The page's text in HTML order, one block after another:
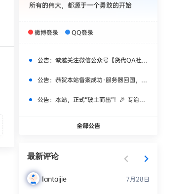
所有的伟大，都源于一个勇敢的开始
微博登录 QQ登录
公告： 诚邀关注微信公众号【货代QA社】，获取更多实时干货！
公告： 恭贺本站备案成功·服务器回国，焕新上线！
公告： 本站，正式“破土而出”！🎉 专治货代“水土不服”！🎉🎉🎉
全部公告
最新评论
Iantaijie 7月28日